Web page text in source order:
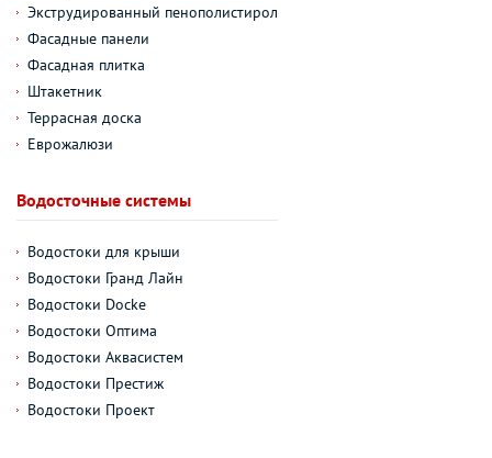
Экструдированный пенополистирол
Фасадные панели
Фасадная плитка
Штакетник
Террасная доска
Еврожалюзи
Водосточные системы
Водостоки для крыши
Водостоки Гранд Лайн
Водостоки Docke
Водостоки Оптима
Водостоки Аквасистем
Водостоки Престиж
Водостоки Проект